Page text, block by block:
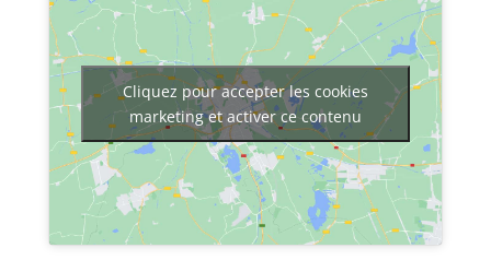
Cliquez pour accepter les cookies
marketing et activer ce contenu